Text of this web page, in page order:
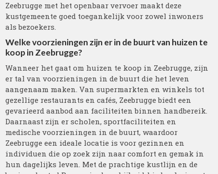
Zeebrugge met het openbaar vervoer maakt deze
kustgemeente goed toegankelijk voor zowel inwoners
als bezoekers.
Welke voorzieningen zijn er in de buurt van huizen te
koop in Zeebrugge?
Wanneer het gaat om huizen te koop in Zeebrugge, zijn
er tal van voorzieningen in de buurt die het leven
aangenaam maken. Van supermarkten en winkels tot
gezellige restaurants en cafés, Zeebrugge biedt een
gevarieerd aanbod aan faciliteiten binnen handbereik.
Daarnaast zijn er scholen, sportfaciliteiten en
medische voorzieningen in de buurt, waardoor
Zeebrugge een ideale locatie is voor gezinnen en
individuen die op zoek zijn naar comfort en gemak in
hun dagelijks leven. Met de prachtige kustlijn en de